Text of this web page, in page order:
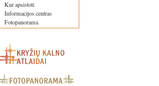
Kur apsistoti
Informacijos centras
Fotopanorama